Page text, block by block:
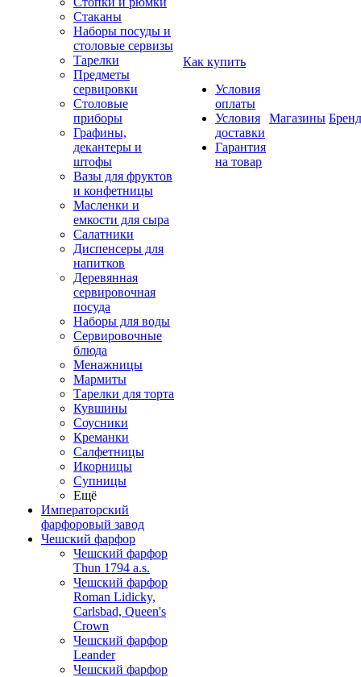
Стаканы
Наборы посуды и
столовые сервизы
Тарелки
Предметы
сервировки
Столовые
приборы
Графины,
декантеры и
штофы
Вазы для фруктов
и конфетницы
Масленки и
емкости для сыра
Салатники
Диспенсеры для
напитков
Деревянная
сервировочная
посуда
Наборы для воды
Сервировочные
блюда
Менажницы
Мармиты
Тарелки для торта
Кувшины
Соусники
Креманки
Салфетницы
Икорницы
Супницы
Ещё
Императорский
фарфоровый завод
Чешский фарфор
Чешский фарфор
Thun 1794 a.s.
Чешский фарфор
Roman Lidicky,
Carlsbad, Queen's
Crown
Чешский фарфор
Leander
Чешский фарфор
Как купить
Условия
оплаты
Условия
доставки
Гарантия
на товар
Магазины